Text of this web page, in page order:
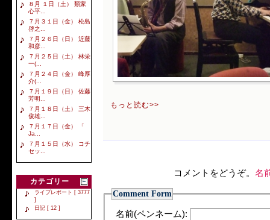
８月 １日（土） 類家
心平...
７月３１日（金） 松島
啓之...
７月２６日（日） 近藤
和彦...
７月２５日（土） 林栄
一(...
７月２４日（金） 峰厚
介(...
７月１９日（日） 佐藤
芳明...
７月１８日（土） 三木
俊雄...
７月１７日（金） 「
Ja...
７月１５日（水） コチ
セッ...
カテゴリー
ライブレポート [ 3777
]
日記 [ 12 ]
もっと読む>>
コメントをどうぞ。 名
Comment Form
名前(ペンネーム):